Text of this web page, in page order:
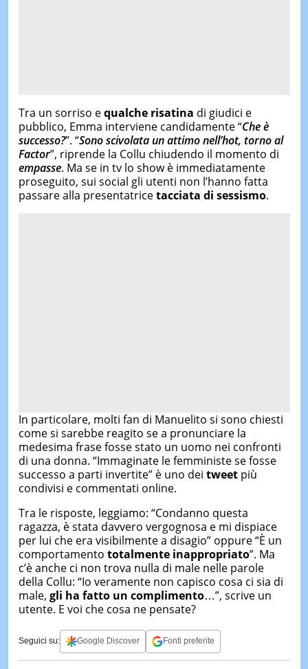
Tra un sorriso equalche risatina di giudici e
pubblico, Emma interviene candidamente “Che è
successo?”. “Sono scivolata un attimo nell’hot, torno al
Factor”, riprende la Collu chiudendo il momento di
empasse. Ma se in tv lo show è immediatamente
proseguito, sui social gli utenti non l’hanno fatta
passare alla presentatricetacciata di sessismo.
In particolare, molti fan di Manuelito si sono chiesti
come si sarebbe reagito se a pronunciare la
medesima frase fosse stato un uomo nei confronti
di una donna. “Immaginate le femministe se fosse
successo a parti invertite” è uno dei tweetpiù
condivisi e commentati online.
Tra le risposte, leggiamo: “Condanno questa
ragazza, è stata davvero vergognosa e mi dispiace
per lui che era visibilmente a disagio” oppure “È un
comportamento totalmente inappropriato”. Ma
c’è anche ci non trova nulla di male nelle parole
della Collu: “Io veramente non capisco cosa ci sia di
male, gli ha fatto un complimento…”, scrive un
utente. E voi che cosa ne pensate?
Seguici su: Google Discover Fonti preferite